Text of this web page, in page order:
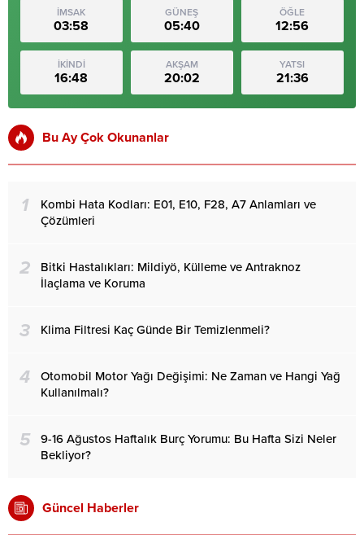
İMSAK
03:58
GÜNEŞ
05:40
ÖĞLE
12:56
İKİNDİ
16:48
AKŞAM
20:02
YATSI
21:36
Bu Ay Çok Okunanlar
1
Kombi Hata Kodları: E01, E10, F28, A7 Anlamları ve
Çözümleri
2
Bitki Hastalıkları: Mildiyö, Külleme ve Antraknoz
İlaçlama ve Koruma
3 Klima Filtresi Kaç Günde Bir Temizlenmeli?
4
Otomobil Motor Yağı Değişimi: Ne Zaman ve Hangi Yağ
Kullanılmalı?
5
9-16 Ağustos Haftalık Burç Yorumu: Bu Hafta Sizi Neler
Bekliyor?
Güncel Haberler